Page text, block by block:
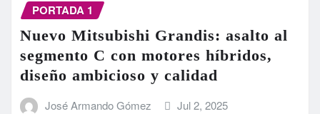
PORTADA 1
Nuevo Mitsubishi Grandis: asalto al
segmento C con motores híbridos,
diseño ambicioso y calidad
José Armando Gómez Jul 2, 2025